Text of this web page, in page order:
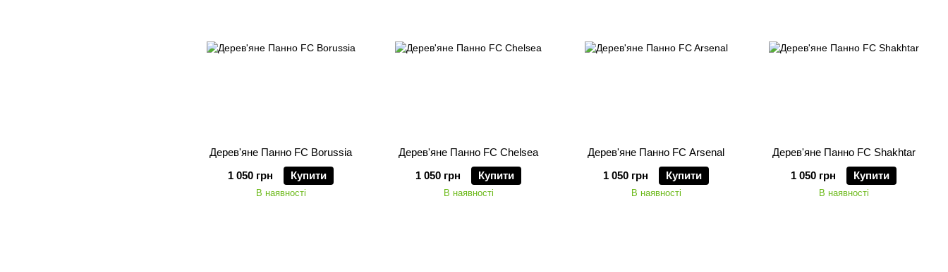
Дерев'яне Панно FC Borussia
1 050 грн
Купити
В наявності
Дерев'яне Панно FC Chelsea
1 050 грн
Купити
В наявності
Дерев'яне Панно FC Arsenal
1 050 грн
Купити
В наявності
Дерев'яне Панно FC Shakhtar
1 050 грн
Купити
В наявності